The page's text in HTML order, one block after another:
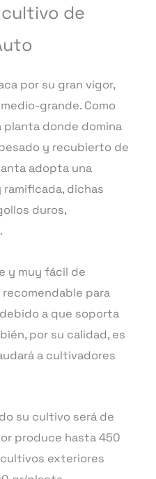
de
por su gran vigor,
grande. Como
planta donde domina
y recubierto de
adopta una
dichas
duros,
y muy fácil de
para
a que soporta
por su calidad, es
a cultivadores
su cultivo será de
produce hasta 450
exteriores